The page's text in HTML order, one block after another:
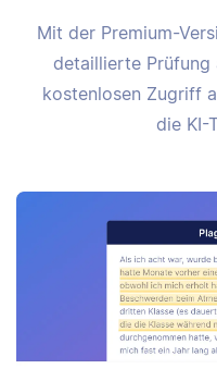
Mit der Premium-
detaillierte Prüfung
kostenlosen Zugriff
die KI-